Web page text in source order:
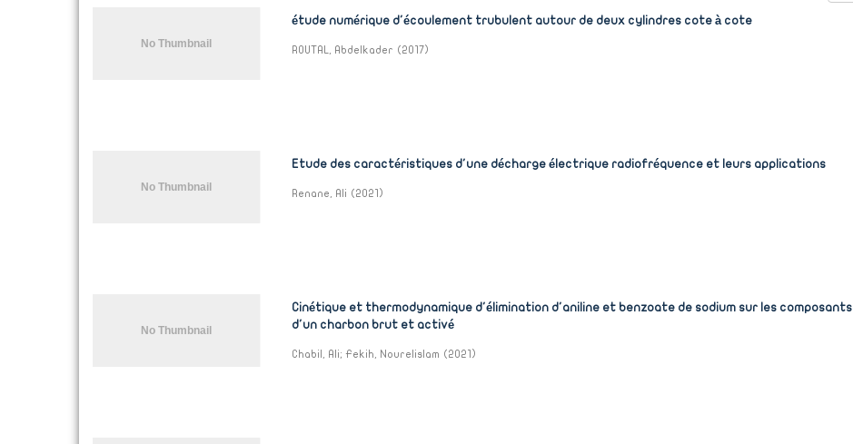
étude numérique d'écoulement trubulent autour de deux cylindres cote à cote
ROUTAL, Abdelkader (2017)
Etude des caractéristiques d'une décharge électrique radiofréquence et leurs applications
Renane, Ali (2021 )
Cinétique et thermodynamique d'élimination d'aniline et benzoate de sodium sur les composants
d'un charbon brut et activé
Chabil, Ali;Fekih, Nourelislam (2021 )